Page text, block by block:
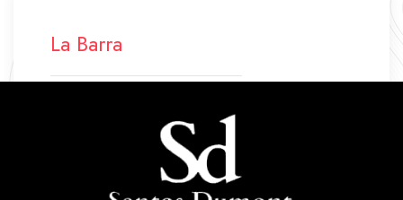
La Barra
+598 94 640 045
labarra.santosdumont@gmail.com
Ruta 10 Parada 43
La Barra - Maldonado - Uruguay